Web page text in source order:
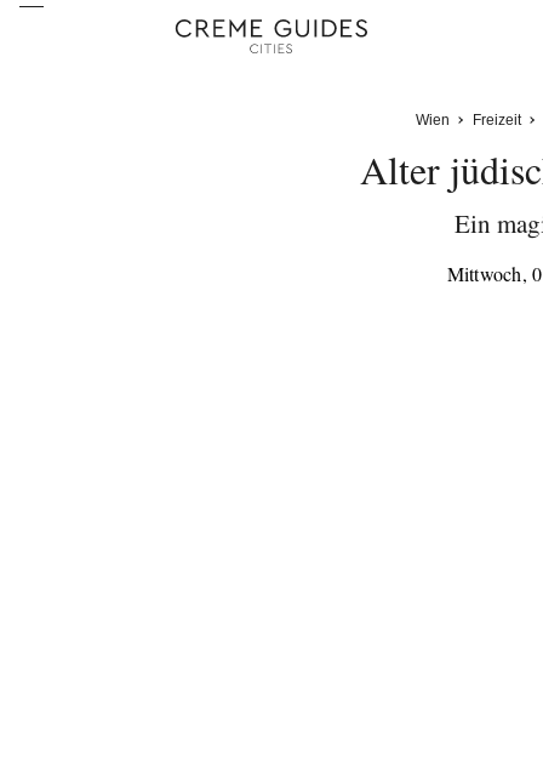
Wien Freizeit
Alter
Ein
Mittwoch,